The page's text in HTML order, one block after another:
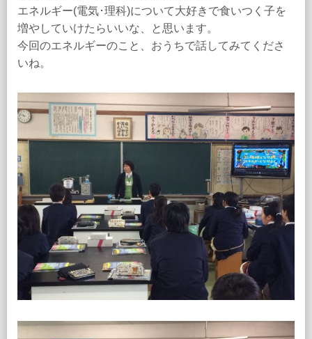
エネルギー(電気･理科)について大好きで食いつく子を
増やしていけたらいいな、と思います。
今回のエネルギーのこと、おうちで話してみてくださ
いね。